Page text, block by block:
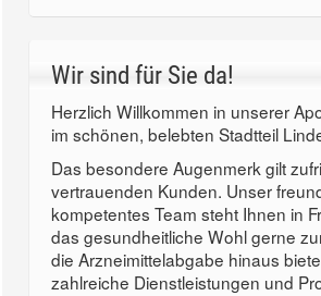
Wir sind für Sie da!
Herzlich Willkommen in unserer
im schönen, belebten Stadtteil
Das besondere Augenmerk gilt
vertrauenden Kunden. Unser
kompetentes Team steht Ihnen in
das gesundheitliche Wohl gerne
die Arzneimittelabgabe hinaus
zahlreiche Dienstleistungen und